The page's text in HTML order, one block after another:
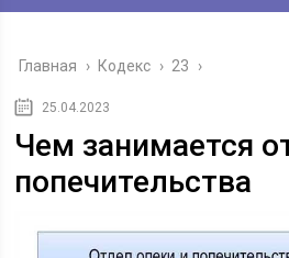
Главная › Кодекс › 23 ›
25.04.2023
Чем занимается
попечительства